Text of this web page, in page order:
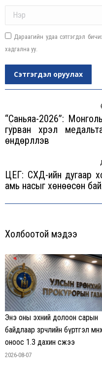
Дараагийн удаа сэтгэгдэл
хадгална уу.
Сэтгэгдэл оруулах
“Саньяа-2026”:
гурван хүрэл
өндөрлүүлэв
ЦЕГ: СХД-ийн дугаар
амь насыг хөнөөсөн
Холбоотой мэдээ
Энэ оны эхний долоон сарын
байдлаар зөрчлийн бүртгэл
оноос 1.3 дахин өсжээ
2026-08-07